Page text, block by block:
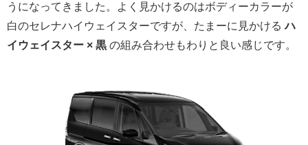
うになってきました。よく見かけるのはボディーカラーが
白のセレナハイウェイスターですが、たまーに見かける ハ
イウェイスター × 黒 の組み合わせもわりと良い感じです。